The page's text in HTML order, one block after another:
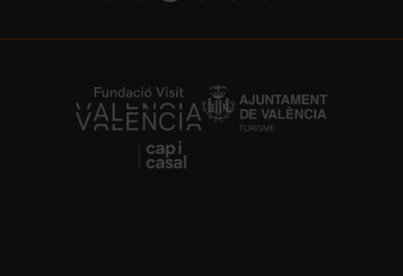
https://fundacion.visitvalencia.com/